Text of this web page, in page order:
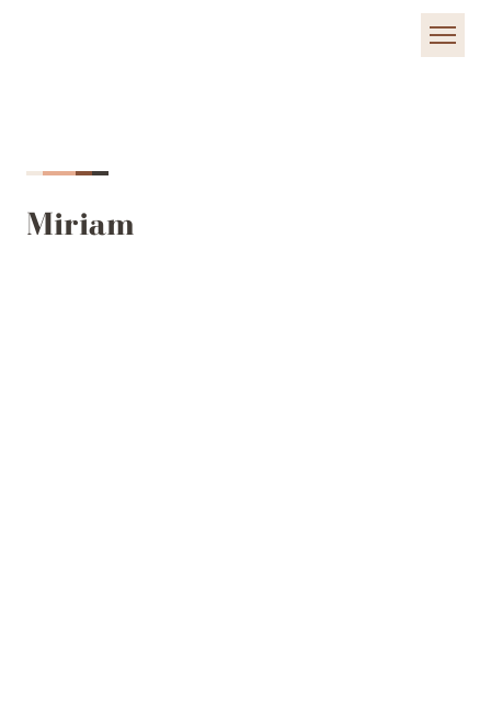
Miriam